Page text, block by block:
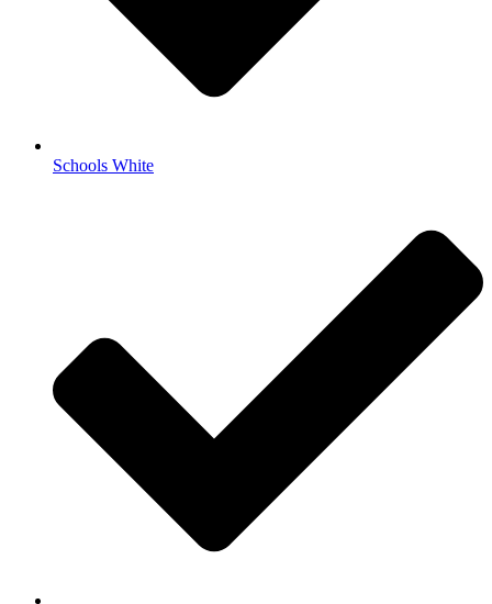
Schools White